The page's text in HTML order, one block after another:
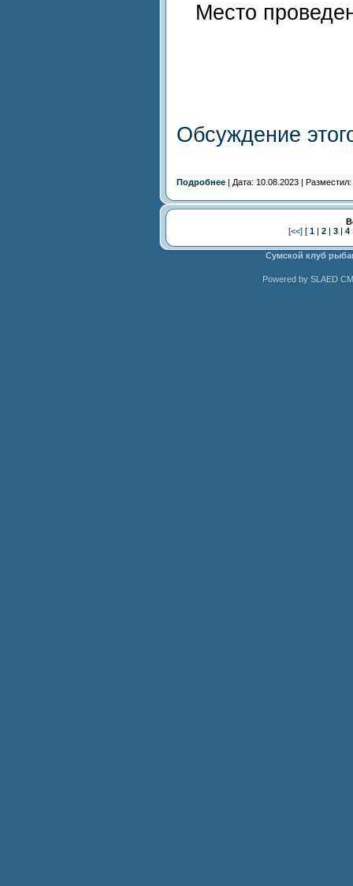
Место
Обсуждение
Подробнее | Дата: 10.08.2023 | Разместил:
[<<] [ 1 | 2 | 3 | 4
Сумской клуб
Powered by SLAED